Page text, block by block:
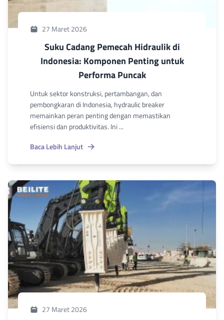
27 Maret 2026
Suku Cadang Pemecah Hidraulik di
Indonesia: Komponen Penting untuk
Performa Puncak
Untuk sektor konstruksi, pertambangan, dan
pembongkaran di Indonesia, hydraulic breaker
memainkan peran penting dengan memastikan
efisiensi dan produktivitas. Ini ...
Baca Lebih Lanjut
27 Maret 2026